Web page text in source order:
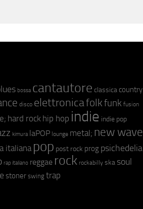
bossa cantautore classica country
disco elettronicafolkfunk fusion
hard rock hip hop indie indie pop
kimura laPOP lounge metal; new wave
italiana pop post rock prog psichedelia
rap italiano reggae rock rockabilly ska soul
stoner swing trap